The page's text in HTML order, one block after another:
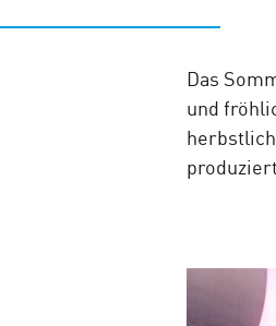
Das
und